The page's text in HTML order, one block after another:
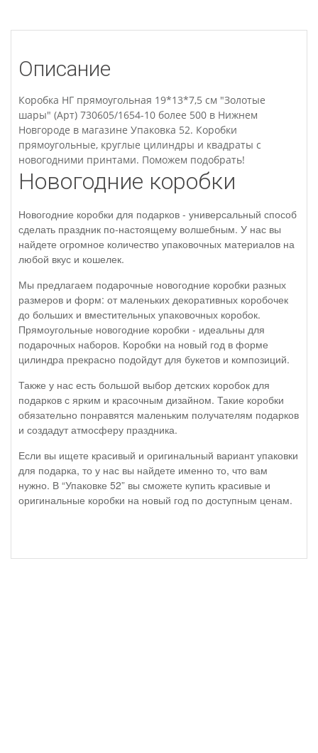
Описание
Коробка НГ прямоугольная 19*13*7,5 см "Золотые
шары" (Арт) 730605/1654-10 более 500 в Нижнем
Новгороде в магазине Упаковка 52. Коробки
прямоугольные, круглые цилиндры и квадраты с
новогодними принтами. Поможем подобрать!
Новогодние коробки
Новогодние коробки для подарков - универсальный способ
сделать праздник по-настоящему волшебным. У нас вы
найдете огромное количество упаковочных материалов на
любой вкус и кошелек.
Мы предлагаем подарочные новогодние коробки разных
размеров и форм: от маленьких декоративных коробочек
до больших и вместительных упаковочных коробок.
Прямоугольные новогодние коробки - идеальны для
подарочных наборов. Коробки на новый год в форме
цилиндра прекрасно подойдут для букетов и композиций.
Также у нас есть большой выбор детских коробок для
подарков с ярким и красочным дизайном. Такие коробки
обязательно понравятся маленьким получателям подарков
и создадут атмосферу праздника.
Если вы ищете красивый и оригинальный вариант упаковки
для подарка, то у нас вы найдете именно то, что вам
нужно. В “Упаковке 52” вы сможете купить красивые и
оригинальные коробки на новый год по доступным ценам.